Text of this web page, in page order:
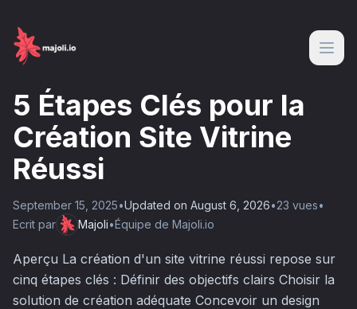
5 Étapes Clés pour la
Création Site Vitrine
Réussi
September 15, 2025•Updated on August 6, 2026•23 vues•
Ecrit par
Majoli•Équipe de Majoli.io
Aperçu La création d'un site vitrine réussi repose sur
cinq étapes clés : Définir des objectifs clairs Choisir la
solution de création adéquate Concevoir un design